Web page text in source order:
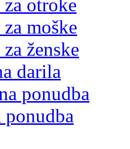
otroke
moške
ženske
darila
ponudba
ponudba